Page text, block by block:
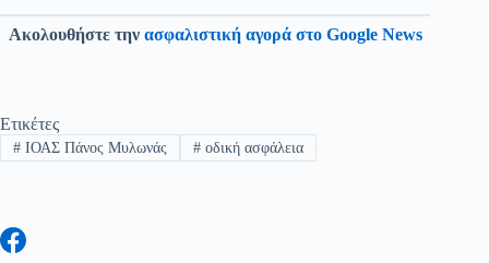
Ακολουθήστε την ασφαλιστική αγορά στο Google News
Ετικέτες
#ΙΟΑΣ Πάνος Μυλωνάς #οδική ασφάλεια